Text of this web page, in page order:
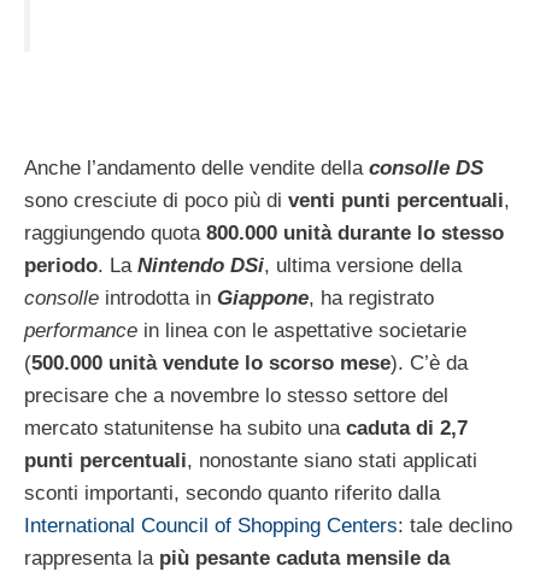
Anche l’andamento delle vendite della consolle DS
sono cresciute di poco più di venti punti percentuali,
raggiungendo quota 800.000 unità durante lo stesso
periodo. La Nintendo DSi, ultima versione della
consolle introdotta in Giappone, ha registrato
performance in linea con le aspettative societarie
(500.000 unità vendute lo scorso mese). C’è da
precisare che a novembre lo stesso settore del
mercato statunitense ha subito una caduta di 2,7
punti percentuali, nonostante siano stati applicati
sconti importanti, secondo quanto riferito dalla
International Council of Shopping Centers: tale declino
rappresenta la più pesante caduta mensile da